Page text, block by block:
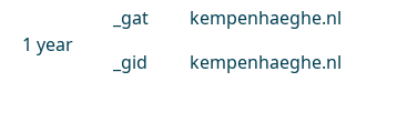
1 year
_gat
kempenhaeghe.nl
_gid
kempenhaeghe.nl